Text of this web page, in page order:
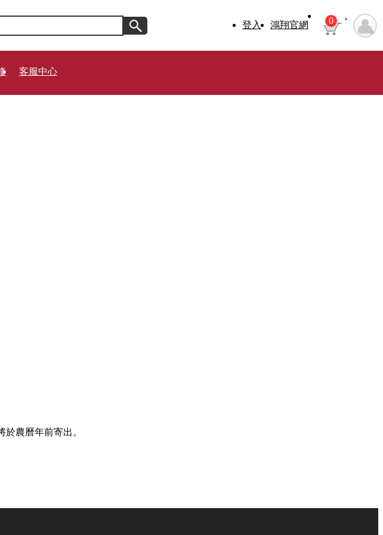
登入 鴻翔官網 0
客服中心
農曆年前寄出。